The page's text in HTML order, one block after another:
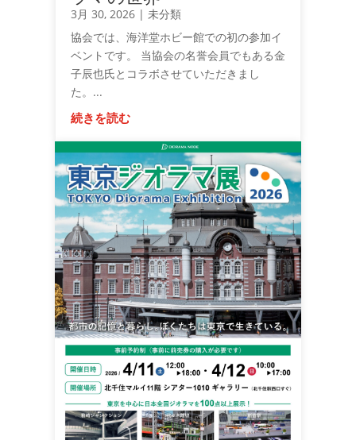
3月 30, 2026| 未分類
協会では、海洋堂ホビー館での初の参加イ
ベントです。 当協会の名誉会員でもある金
子辰也氏とコラボさせていただきまし
た。...
続きを読む